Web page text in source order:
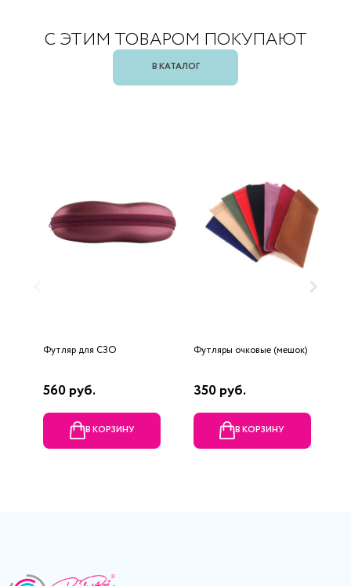
С ЭТИМ ТОВАРОМ ПОКУПАЮТ
В КАТАЛОГ
Футляр для СЗО
560 руб.
В КОРЗИНУ
Футляры очковые (мешок)
350 руб.
В КОРЗИНУ